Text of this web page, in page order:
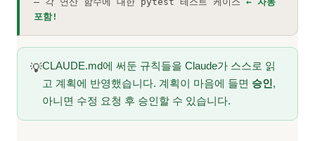
포함!
💡CLAUDE.md에 써둔 규칙들을 Claude가 스스로 읽
고 계획에 반영했습니다. 계획이 마음에 들면 승인 ,
아니면 수정 요청 후 승인할 수 있습니다.